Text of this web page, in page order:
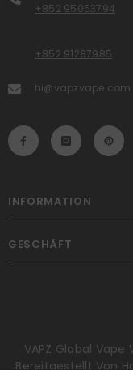
+852 95053794
+852 91287985
hi@vapzvape.com
INFORMATION
GESCHÄFT
VAPZ Global
Bereitgestellt Von